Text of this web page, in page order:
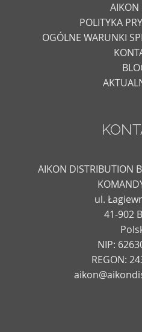
AIKON
POLITYKA
OGÓLNE WARUNKI
AIKON DISTRIBUTION
ul.
41-902
NIP:
REGON: